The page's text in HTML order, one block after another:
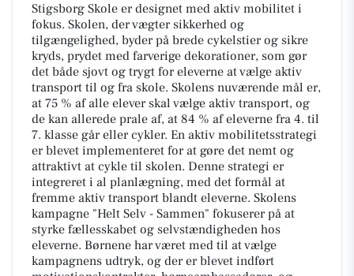
Stigsborg Skole er designet med aktiv mobilitet i
fokus. Skolen, der vægter sikkerhed og
tilgængelighed, byder på brede cykelstier og sikre
kryds, prydet med farverige dekorationer, som gør
det både sjovt og trygt for eleverne at vælge aktiv
transport til og fra skole. Skolens nuværende mål er,
at 75 % af alle elever skal vælge aktiv transport, og
de kan allerede prale af, at 84 % af eleverne fra 4. til
7. klasse går eller cykler. En aktiv mobilitetsstrategi
er blevet implementeret for at gøre det nemt og
attraktivt at cykle til skolen. Denne strategi er
integreret i al planlægning, med det formål at
fremme aktiv transport blandt eleverne. Skolens
kampagne "Helt Selv - Sammen" fokuserer på at
styrke fællesskabet og selvstændigheden hos
eleverne. Børnene har været med til at vælge
kampagnens udtryk, og der er blevet indført